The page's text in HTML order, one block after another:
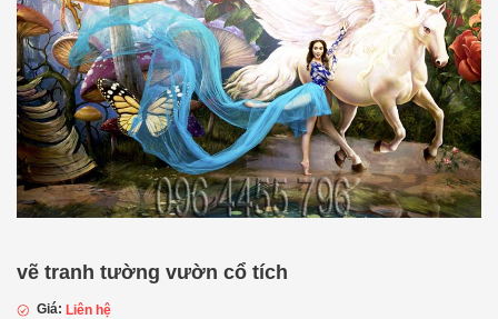
vẽ tranh tường vườn cổ tích
Giá: Liên hệ